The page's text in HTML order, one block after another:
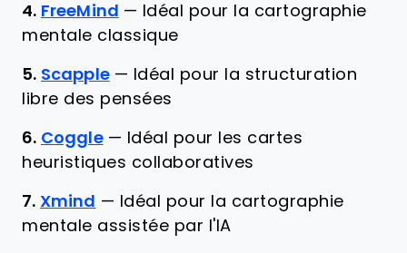
4. FreeMind — Idéal pour la cartographie
mentale classique
5. Scapple — Idéal pour la structuration
libre des pensées
6. Coggle — Idéal pour les cartes
heuristiques collaboratives
7. Xmind — Idéal pour la cartographie
mentale assistée par l'IA